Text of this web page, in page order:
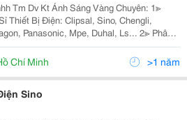
Tm Dv Kt Ánh Sáng Vàng Chuyên: 1≫
Thiết Bị Điện: Clipsal, Sino, Chengli,
Panasonic, Mpe, Duhal, Ls... 2≫ Phân
Sáng Nội Ngoại Thất: Hufa Lighting,
Euroto, Nét Việt, Sano,
Chí Minh >1 năm
Sino